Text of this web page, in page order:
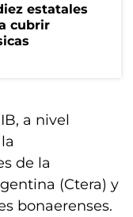
estatales
cubrir
a nivel
de la
(Ctera) y
bonaerenses.